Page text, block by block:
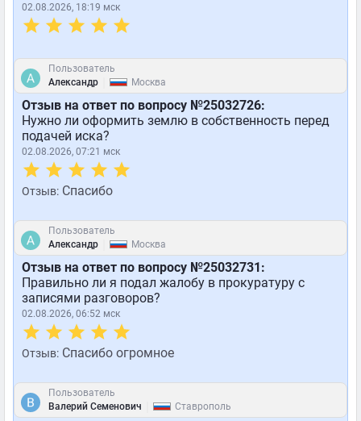
02.08.2026, 18:19 мск
Пользователь
Александр
Москва
Отзыв на ответ по вопросу №25032726:
Нужно ли оформить землю в собственность перед
подачей иска?
02.08.2026, 07:21 мск
Отзыв: Спасибо
Пользователь
Александр
Москва
Отзыв на ответ по вопросу №25032731:
Правильно ли я подал жалобу в прокуратуру с
записями разговоров?
02.08.2026, 06:52 мск
Отзыв: Спасибо огромное
Пользователь
Валерий Семенович
Ставрополь